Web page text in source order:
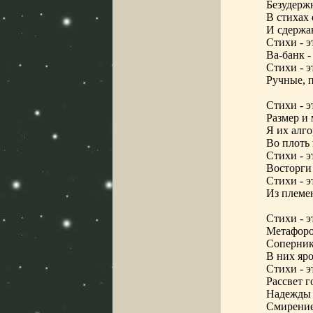
В стихах
И
Стихи -
Ва-банк -
Стихи -
Ручные,
Стихи -
Размер и
Я их
Во плоть
Стихи -
Стихи -
Из
Стихи -
В них
Стихи -
Рассвет
Надежды